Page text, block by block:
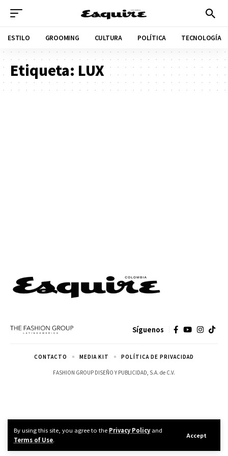
By using this site, you agree to the Privacy Policyand
Terms of Use.
Accept
ESTILO GROOMING CULTURA POLÍTICA TECNOLOGÍA
Etiqueta: LUX
Síguenos
FASHION GROUP DISEÑO Y PUBLICIDAD, S.A. de C.V.
CONTACTO MEDIA KIT POLÍTICA DE PRIVACIDAD